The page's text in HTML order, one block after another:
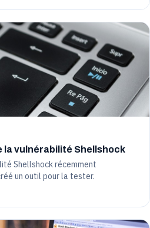
ce flux...
la vulnérabilité Shellshock
Shellshock récemment
un outil pour la tester.